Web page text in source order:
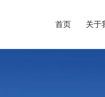
首页 关于